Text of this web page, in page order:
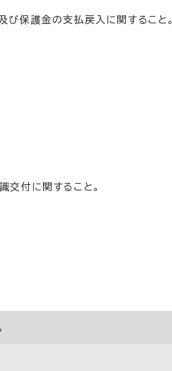
保護金の支払戻入に関すること。
交付に関すること。